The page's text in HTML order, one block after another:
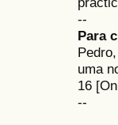
--
Para
uma
16
--